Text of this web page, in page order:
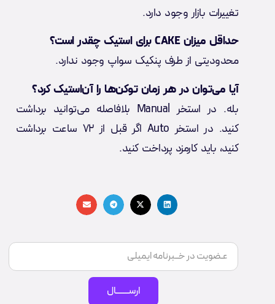
تغییرات بازار وجود دارد.
حداقل میزان CAKE برای استیک چقدر است؟
محدودیتی از طرف پنکیک سواپ وجود ندارد.
آیا می‌توان در هر زمان توکن‌ها را آن‌استیک کرد؟
بله. در استخر Manual بلافاصله می‌توانید برداشت
کنید. در استخر Auto اگر قبل از ۷۲ ساعت برداشت
کنید، باید کارمزد پرداخت کنید.
ارســـــــال